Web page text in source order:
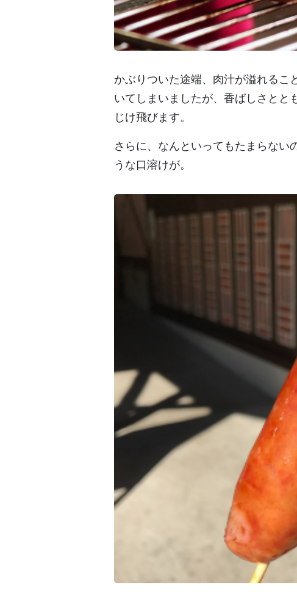
かぶりついた途端、肉汁が溢れるこ
いてしまいましたが、香ばしさとと
じけ飛びます。
さらに、なんといってもたまらない
うな口溶けが。